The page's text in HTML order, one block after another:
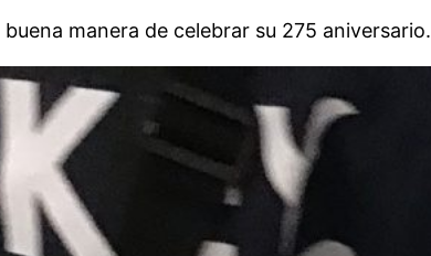
manera de celebrar su 275 aniversario.